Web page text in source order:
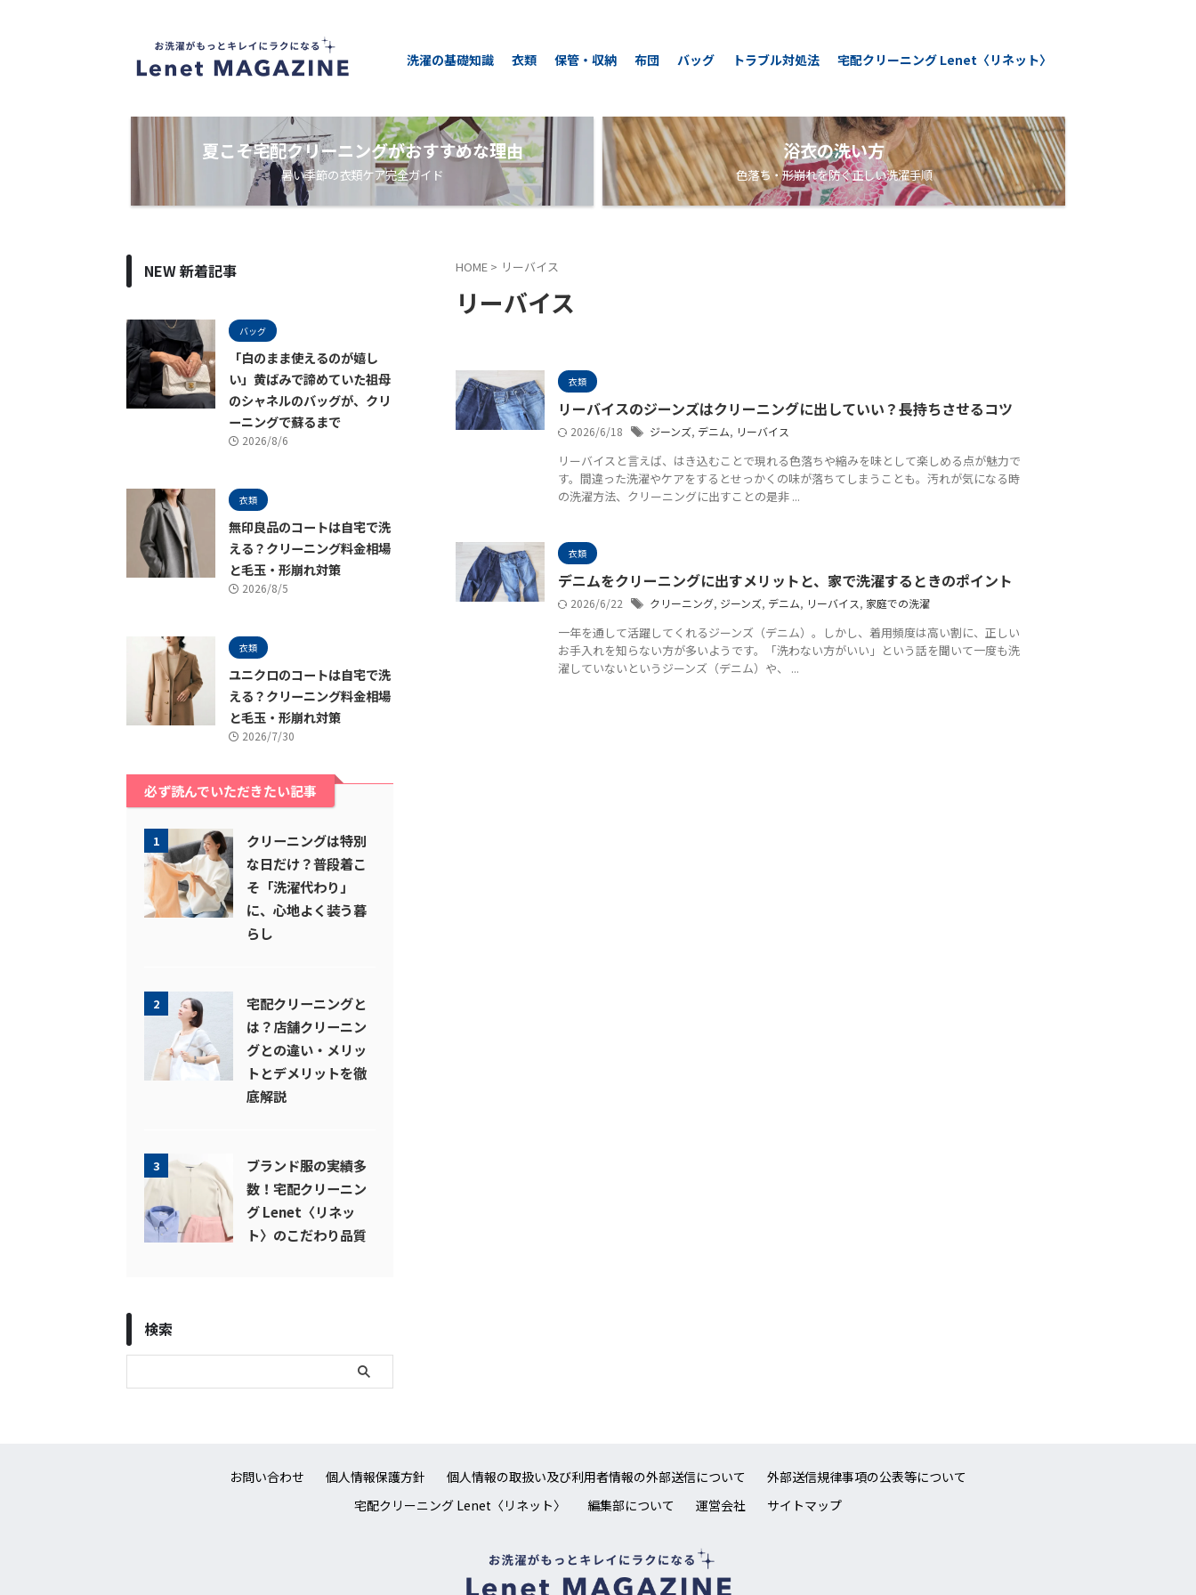
類
ケ
洗
ウ
ハ
ウ
メ
洗濯の基礎知識 衣類 保管・収納 布団 バッグ トラブル対処法 宅配クリーニング Lenet〈リネット〉
夏こそ宅配クリーニングがおすすめな理由
暑い季節の衣類ケア完全ガイド
浴衣の洗い方
色落ち・形崩れを防ぐ正しい洗濯手順
HOME > リーバイス
リーバイス
衣類
リーバイスのジーンズはクリーニングに出していい？長持ちさせるコツ
2026/6/18 ジーンズ, デニム, リーバイス
リーバイスと言えば、はき込むことで現れる色落ちや縮みを味として楽しめる点が魅力で
す。間違った洗濯やケアをするとせっかくの味が落ちてしまうことも。汚れが気になる時
の洗濯方法、クリーニングに出すことの是非 ...
衣類
デニムをクリーニングに出すメリットと、家で洗濯するときのポイント
2026/6/22 クリーニング, ジーンズ, デニム, リーバイス, 家庭での洗濯
一年を通して活躍してくれるジーンズ（デニム）。しかし、着用頻度は高い割に、正しい
お手入れを知らない方が多いようです。「洗わない方がいい」という話を聞いて一度も洗
濯していないというジーンズ（デニム）や、 ...
NEW 新着記事
バッグ
「白のまま使えるのが嬉し
い」黄ばみで諦めていた祖母
のシャネルのバッグが、クリ
ーニングで蘇るまで
2026/8/6
衣類
無印良品のコートは自宅で洗
える？クリーニング料金相場
と毛玉・形崩れ対策
2026/8/5
衣類
ユニクロのコートは自宅で洗
える？クリーニング料金相場
と毛玉・形崩れ対策
2026/7/30
必ず読んでいただきたい記事
1
クリーニングは特別
な日だけ？普段着こ
そ「洗濯代わり」
に、心地よく装う暮
らし
2
宅配クリーニングと
は？店舗クリーニン
グとの違い・メリッ
トとデメリットを徹
底解説
3
ブランド服の実績多
数！宅配クリーニン
グ Lenet〈リネッ
ト〉のこだわり品質
検索
お問い合わせ 個人情報保護方針 個人情報の取扱い及び利用者情報の外部送信について
外部送信規律事項の公表等について
宅配クリーニング Lenet〈リネット〉
編集部について 運営会社 サイトマップ